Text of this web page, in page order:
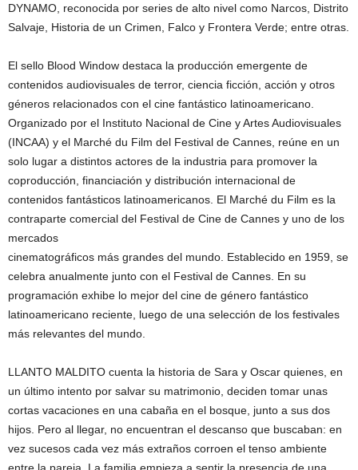
DYNAMO, reconocida por series de alto nivel como Narcos, Distrito
Salvaje, Historia de un Crimen, Falco y Frontera Verde; entre otras.
El sello Blood Window destaca la producción emergente de
contenidos audiovisuales de terror, ciencia ficción, acción y otros
géneros relacionados con el cine fantástico latinoamericano.
Organizado por el Instituto Nacional de Cine y Artes Audiovisuales
(INCAA) y el Marché du Film del Festival de Cannes, reúne en un
solo lugar a distintos actores de la industria para promover la
coproducción, financiación y distribución internacional de
contenidos fantásticos latinoamericanos. El Marché du Film es la
contraparte comercial del Festival de Cine de Cannes y uno de los
mercados
cinematográficos más grandes del mundo. Establecido en 1959, se
celebra anualmente junto con el Festival de Cannes. En su
programación exhibe lo mejor del cine de género fantástico
latinoamericano reciente, luego de una selección de los festivales
más relevantes del mundo.
LLANTO MALDITO cuenta la historia de Sara y Oscar quienes, en
un último intento por salvar su matrimonio, deciden tomar unas
cortas vacaciones en una cabaña en el bosque, junto a sus dos
hijos. Pero al llegar, no encuentran el descanso que buscaban: en
vez sucesos cada vez más extraños corroen el tenso ambiente
entre la pareja. La familia empieza a sentir la presencia de una